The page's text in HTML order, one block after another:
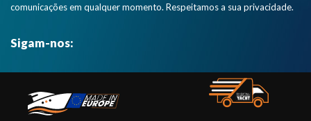
comunicações em qualquer momento. Respeitamos a sua privacidade.
Sigam-nos: